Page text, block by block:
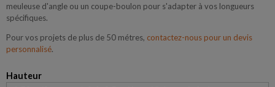
meuleuse d'angle ou un coupe-boulon pour s'adapter à vos longueurs
spécifiques.
Pour vos projets de plus de 50 métres, contactez-nous pour un devis
personnalisé.
Hauteur